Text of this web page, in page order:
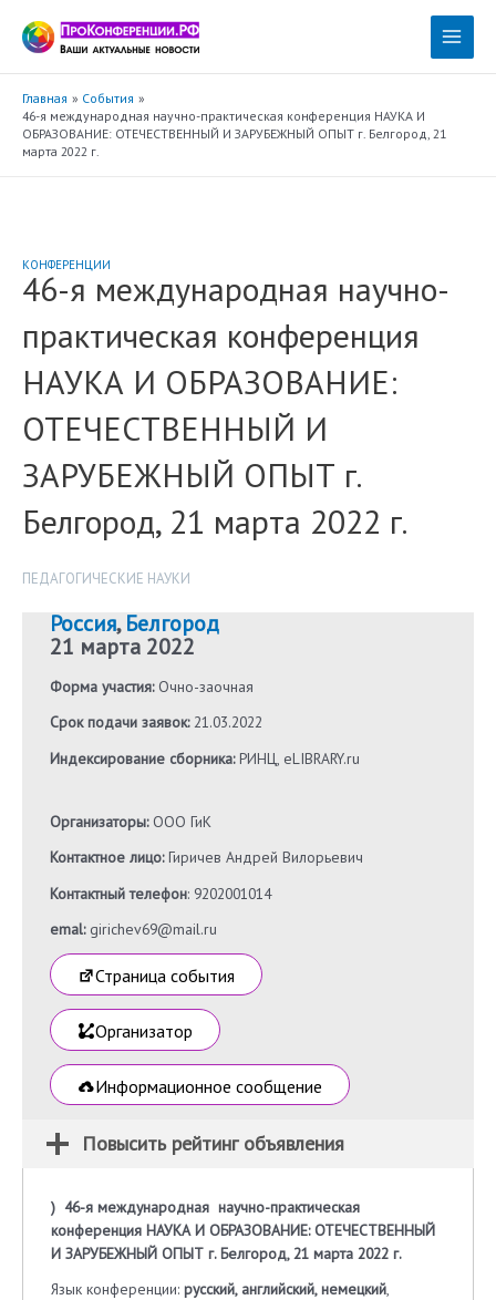
содержимому
Main
Главная
События
46-я международная научно-практическая конференция НАУКА И
ОБРАЗОВАНИЕ: ОТЕЧЕСТВЕННЫЙ И ЗАРУБЕЖНЫЙ ОПЫТ г. Белгород, 21
марта 2022 г.
КОНФЕРЕНЦИИ
46-я международная научно-
практическая конференция
НАУКА И ОБРАЗОВАНИЕ:
ОТЕЧЕСТВЕННЫЙ И
ЗАРУБЕЖНЫЙ ОПЫТ г.
Белгород, 21 марта 2022 г.
ПЕДАГОГИЧЕСКИЕ НАУКИ
Россия,Белгород
21 марта 2022
Форма участия:Очно-заочная
Срок подачи заявок:21.03.2022
Индексирование сборника:РИНЦ, eLIBRARY.ru
Организаторы:ООО ГиК
Контактное лицо:Гиричев Андрей Вилорьевич
Контактный телефон: 9202001014
emal: girichev69@mail.ru
Страница события
Организатор
Информационное сообщение
Повысить рейтинг объявления
) 46-я международная научно-практическая
конференция НАУКА И ОБРАЗОВАНИЕ: ОТЕЧЕСТВЕННЫЙ
И ЗАРУБЕЖНЫЙ ОПЫТ г. Белгород, 21 марта 2022 г.
Язык конференции: русский, английский, немецкий,